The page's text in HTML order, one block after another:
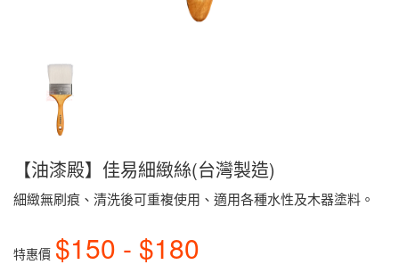
【油漆殿】佳易細緻絲(台灣製造)
細緻無刷痕、清洗後可重複使用、適用各種水性及木器塗料。
特惠價 $150 - $180